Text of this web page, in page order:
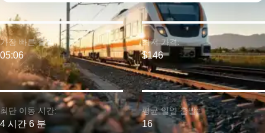
최단 이동 시간:
4 시간 6 분
가장 빠른 출발:
05:06
최저 가격:
$146
평균 일일 출발:
16